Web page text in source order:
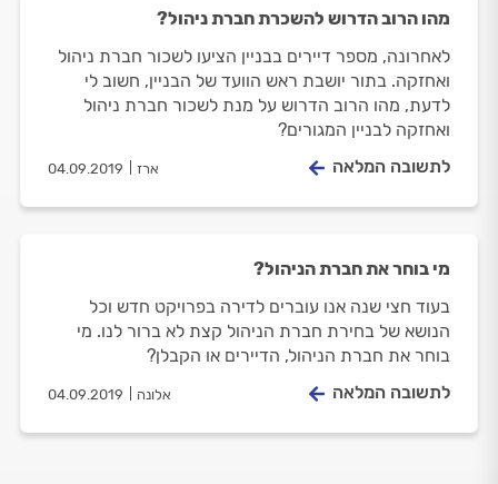
מהו הרוב הדרוש להשכרת חברת ניהול?
לאחרונה, מספר דיירים בבניין הציעו לשכור חברת ניהול
ואחזקה. בתור יושבת ראש הוועד של הבניין, חשוב לי
לדעת, מהו הרוב הדרוש על מנת לשכור חברת ניהול
ואחזקה לבניין המגורים?
ארז 04.09.2019 לתשובה המלאה
מי בוחר את חברת הניהול?
בעוד חצי שנה אנו עוברים לדירה בפרויקט חדש וכל
הנושא של בחירת חברת הניהול קצת לא ברור לנו. מי
בוחר את חברת הניהול, הדיירים או הקבלן?
אלונה 04.09.2019 לתשובה המלאה